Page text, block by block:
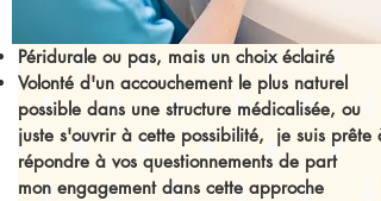
Péridurale ou pas, mais un choix éclairé
Volonté d'un accouchement le plus naturel
possible dans une structure médicalisée, ou
juste s'ouvrir à cette possibilité, je suis prête à
répondre à vos questionnements de part
mon engagement dans cette approche